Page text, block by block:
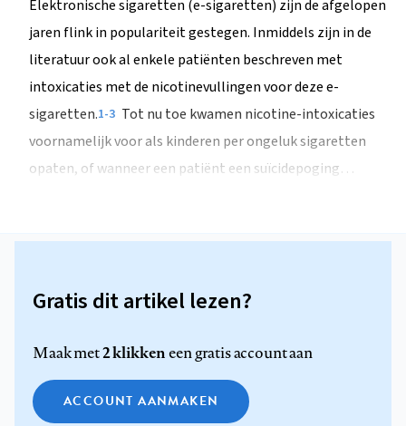
Elektronische sigaretten (e-sigaretten) zijn de afgelopen
jaren flink in populariteit gestegen. Inmiddels zijn in de
literatuur ook al enkele patiënten beschreven met
intoxicaties met de nicotinevullingen voor deze e-
sigaretten.1-3 Tot nu toe kwamen nicotine-intoxicaties
voornamelijk voor als kinderen per ongeluk sigaretten
opaten, of wanneer een patiënt een suïcidepoging…
Gratis dit artikel lezen?
Maak met2 klikkeneen gratis account aan
ACCOUNT AANMAKEN